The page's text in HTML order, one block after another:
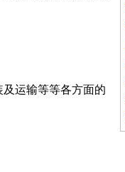
运输等等各方面的